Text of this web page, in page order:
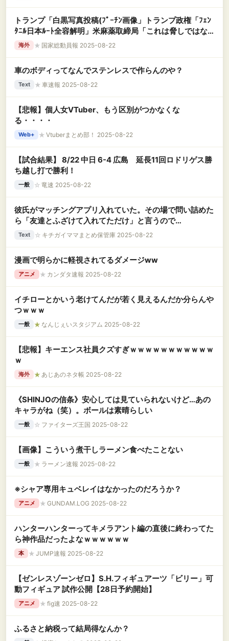
トランプ「白黒写真投稿(ﾌﾟｰﾁﾝ画像」トランプ政権「ﾌｪﾝ
ﾀﾆﾙ日本ﾙｰﾄ全容解明」米麻薬取締局「これは脅しではな
い」トランプ政権「ﾎﾞﾙﾄﾝ自宅を家宅捜索！(FBI捜査」→
海外 ★ 国家総動員報 2025-08-22
車のボディってなんでステンレスで作らんのや？
Text ★ 車速報 2025-08-22
【悲報】個人女VTuber、もう区別がつかなくな
る・・・・
Web+ ★ Vtuberまとめ部！ 2025-08-22
【試合結果】 8/22 中日 6-4 広島 延長11回ロドリゲス勝
ち越し打で勝利！
一般 ☆ 竜速 2025-08-22
彼氏がマッチングアプリ入れていた。その場で問い詰めた
ら「友達とふざけて入れてただけ」と言うので…
Text ☆ キチガイママまとめ保管庫 2025-08-22
漫画で明らかに軽視されてるダメージww
アニメ ★ カンダタ速報 2025-08-22
イチローとかいう老けてんだが若く見えるんだか分らんや
つｗｗｗ
一般 ★ なんじぇいスタジアム 2025-08-22
【悲報】キーエンス社員クズすぎｗｗｗｗｗｗｗｗｗｗｗ
ｗ
海外 ★ あじあのネタ帳 2025-08-22
《SHINJOの信条》安心しては見ていられないけど…あの
キャラがね（笑）。ボールは素晴らしい
一般 ☆ ファイターズ王国 2025-08-22
【画像】こういう煮干しラーメン食べたことない
一般 ★ ラーメン速報 2025-08-22
※シャア専用キュベレイはなかったのだろうか？
アニメ ★ GUNDAM.LOG 2025-08-22
ハンターハンターってキメラアント編の直後に終わってた
ら神作品だったよなｗｗｗｗｗｗ
本 ★ JUMP速報 2025-08-22
【ゼンレスゾーンゼロ】S.H.フィギュアーツ「ビリー」可
動フィギュア 試作公開【28日予約開始】
アニメ ★ fig速 2025-08-22
ふるさと納税って結局得なんか？